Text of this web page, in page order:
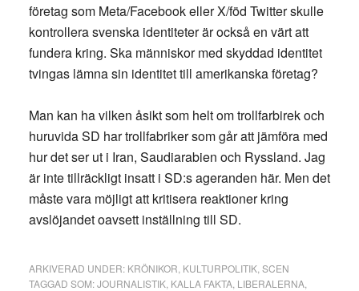
företag som Meta/Facebook eller X/föd Twitter skulle
kontrollera svenska identiteter är också en värt att
fundera kring. Ska människor med skyddad identitet
tvingas lämna sin identitet till amerikanska företag?
Man kan ha vilken åsikt som helt om trollfarbirek och
huruvida SD har trollfabriker som går att jämföra med
hur det ser ut i Iran, Saudiarabien och Ryssland. Jag
är inte tillräckligt insatt i SD:s ageranden här. Men det
måste vara möjligt att kritisera reaktioner kring
avslöjandet oavsett inställning till SD.
ARKIVERAD UNDER: KRÖNIKOR KULTURPOLITIK, SCEN
TAGGAD SOM:JOURNALISTIK, KALLA FAKTA, LIBERALERNA,